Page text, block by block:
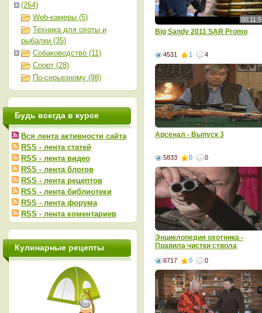
Big Sandy 2011 SAR Promo
4531 1 4
Арсенал - Выпуск 3
5833 0 0
Энциклопедия охотника -
Правила чистки ствола
6717 0 0
(264)
Web-камеры (5)
Техника для охоты и
рыбалки (35)
Собаководство (11)
Спорт (28)
По-серьезному (98)
Будь всегда в курсе
Вся лента активности сайта
RSS - лента статей
RSS - лента видео
RSS - лента блогов
RSS - лента рецептов
RSS - лента библиотеки
RSS - лента форума
RSS - лента коментариев
Кулинарные рецепты